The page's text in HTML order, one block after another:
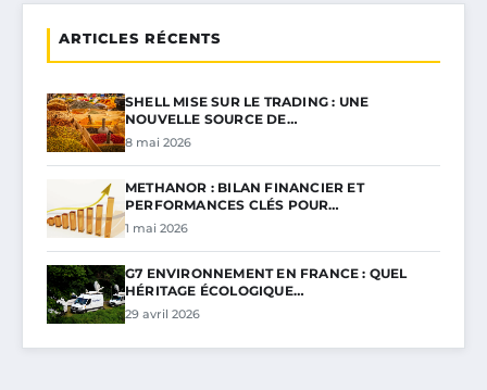
ARTICLES RÉCENTS
SHELL MISE SUR LE TRADING : UNE
NOUVELLE SOURCE DE…
8 mai 2026
METHANOR : BILAN FINANCIER ET
PERFORMANCES CLÉS POUR…
1 mai 2026
G7 ENVIRONNEMENT EN FRANCE : QUEL
HÉRITAGE ÉCOLOGIQUE…
29 avril 2026